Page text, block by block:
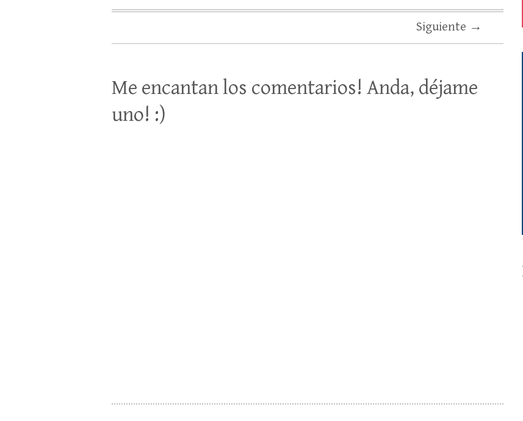
Siguiente →
Me encantan los comentarios! Anda, déjame
uno! :)